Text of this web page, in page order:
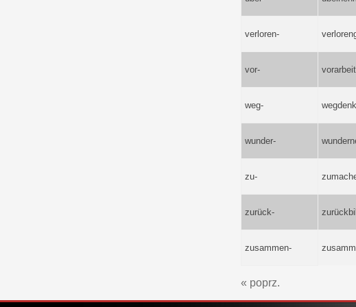
verloren-
vor-
weg-
wunder-
zu-
zurück-
zusammen-
« poprz.